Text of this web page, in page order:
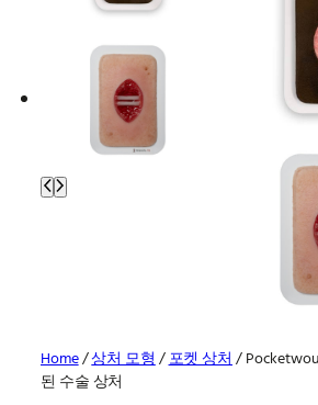
Home/상처 모형/포켓 상처/
된 수술 상처